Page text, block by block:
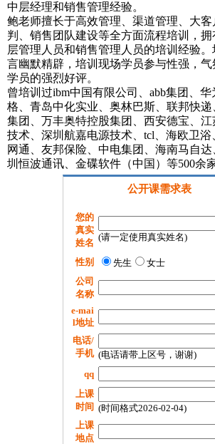
中层经理和销售管理经验。
鲍老师擅长于高效管理、渠道管理、大
判、销售团队建设等全方面流程培训，
层管理人员和销售管理人员的培训经验
言幽默精辟，培训现场学员参与性强，气
学员的强烈好评。
曾培训过ibm中国有限公司、abb集团、
格、青岛中化实业、奥林巴斯、联邦快
集团、万丰奥特控股集团、西安德宝、
技术、深圳航嘉电源技术、tcl、海欧卫浴
网通、友邦保险、中电集团、海南马自
圳恒波通讯、金碟软件（中国）等500余
公开课需求表
您的
真实
姓名
(请一定使用真实姓名)
性别 先生
女士
公司
名称
e-mai
l地址
电话/
手机 (电话请带上区号，谢谢)
qq
上课
时间 (时间格式2026-02-04)
上课
地点